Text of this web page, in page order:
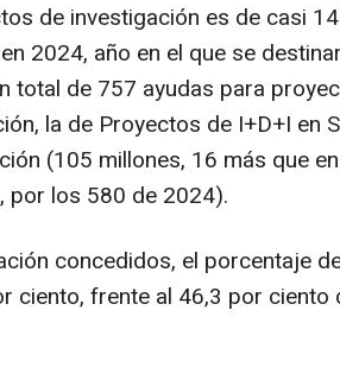
de investigación es de casi
2024, año en el que se
total de 757 ayudas para
la de Proyectos de I+D+I en
(105 millones, 16 más que
por los 580 de 2024).
concedidos, el porcentaje
ciento, frente al 46,3 por ciento